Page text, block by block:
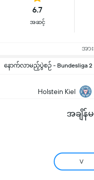
6.7
အဆင့်
အာ
နောက်လာမည့်ပွဲစဉ် - Bundesliga 2
Holstein Kiel
အချိန်
V